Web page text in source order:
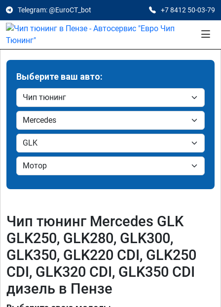
Telegram: @EuroCT_bot +7 8412 50-03-79
Выберите ваш авто:
Чип тюнинг Mercedes GLK
GLK250, GLK280, GLK300,
GLK350, GLK220 CDI, GLK250
CDI, GLK320 CDI, GLK350 CDI
дизель в Пензе